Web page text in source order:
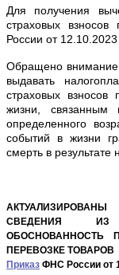
Для получения
страховых
России от
Обращено внимание
выдавать
страховых взносов
жизни, связанным
определенного
событий в жизни
смерть в результате
СВЕДЕНИЯ ИЗ
ОБОСНОВАННОСТЬ
ПЕРЕВОЗКЕ ТОВАРОВ
Приказ ФНС России от